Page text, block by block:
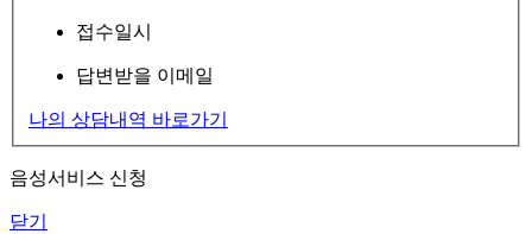
접수일시
답변받을 이메일
나의 상담내역 바로가기
음성서비스 신청
닫기